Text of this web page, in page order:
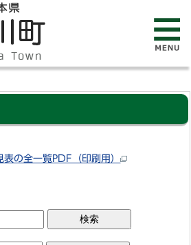
表の全一覧PDF（印刷用）